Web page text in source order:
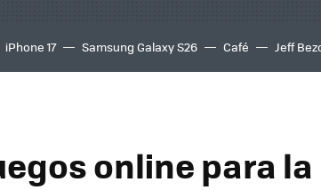
iPhone 17 Samsung Galaxy S26 Café Jeff
online para la